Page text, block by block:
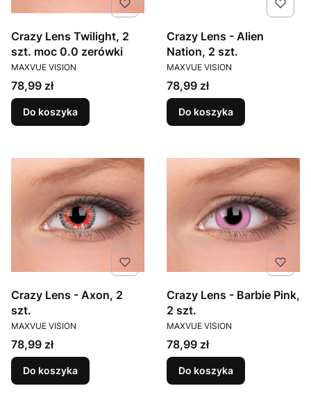
Crazy Lens Twilight, 2
szt. moc 0.0 zerówki
PRODUCENT
MAXVUE VISION
Cena
78,99 zł
Do koszyka
Crazy Lens - Alien
Nation, 2 szt.
PRODUCENT
MAXVUE VISION
Cena
78,99 zł
Do koszyka
Crazy Lens - Axon, 2
szt.
PRODUCENT
MAXVUE VISION
Cena
78,99 zł
Do koszyka
Crazy Lens - Barbie Pink,
2 szt.
PRODUCENT
MAXVUE VISION
Cena
78,99 zł
Do koszyka